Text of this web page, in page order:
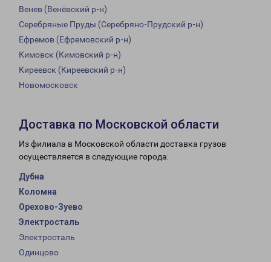
Венев (Венёвский р-н)
Серебряные Пруды (Серебряно-Прудский р-н)
Ефремов (Ефремовский р-н)
Кимовск (Кимовский р-н)
Киреевск (Киреевский р-н)
Новомосковск
Доставка по Московской области
Из филиала в Московской области доставка грузов
осуществляется в следующие города:
Дубна
Коломна
Орехово-Зуево
Электросталь
Электросталь
Одинцово